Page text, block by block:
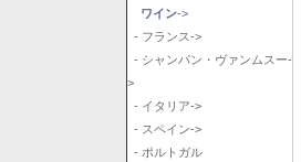
ワイン->
- フランス->
- シャンパン・ヴァンムスー-
>
- イタリア->
- スペイン->
- ポルトガル